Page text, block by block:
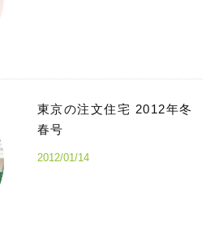
東京の注文住宅 2012年冬
春号
2012/01/14